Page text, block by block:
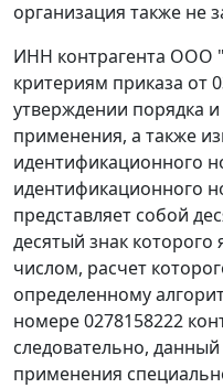
организация также не
ИНН контрагента ООО
критериям приказа от
утверждении порядка
применения, а также
идентификационного
идентификационного
представляет собой
десятый знак
числом, расчет
определенному
номере 0278158222
следовательно,
применения